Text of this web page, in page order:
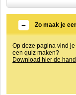
Zo maak je
Op deze pagina vind
een quiz maken?
Download hier de